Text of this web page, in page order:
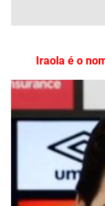
Iraola é o